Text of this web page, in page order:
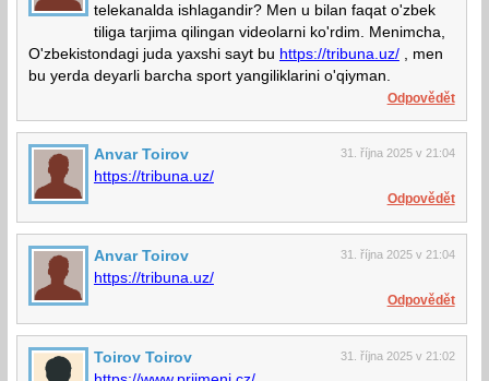
telekanalda ishlagandir? Men u bilan faqat o'zbek
tiliga tarjima qilingan videolarni ko'rdim. Menimcha,
O'zbekistondagi juda yaxshi sayt bu https://tribuna.uz/, men
bu yerda deyarli barcha sport yangiliklarini o'qiyman.
Odpovědět
31. října 2025 v 21:04
Anvar Toirov
https://tribuna.uz/
Odpovědět
31. října 2025 v 21:04
Anvar Toirov
https://tribuna.uz/
Odpovědět
31. října 2025 v 21:02
Toirov Toirov